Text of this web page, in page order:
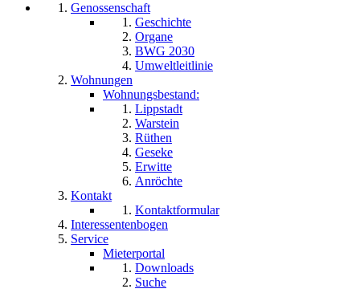
Genossenschaft
Geschichte
Organe
BWG 2030
Umweltleitlinie
Wohnungen
Wohnungsbestand:
Lippstadt
Warstein
Rüthen
Geseke
Erwitte
Anröchte
Kontakt
Kontaktformular
Interessentenbogen
Service
Mieterportal
Downloads
Suche